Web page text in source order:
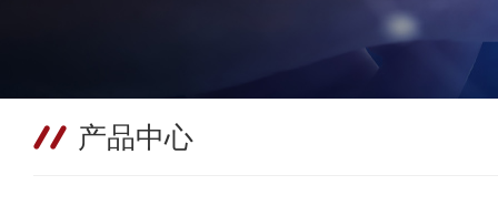
产品中心